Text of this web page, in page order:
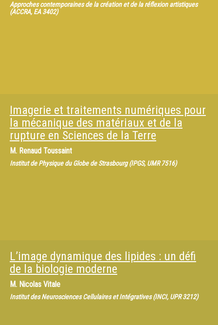
Approches contemporaines de la création et de la réflexion artistiques
(ACCRA, EA 3402)
Imagerie et traitements numériques pour
la mécanique des matériaux et de la
rupture en Sciences de la Terre
M. Renaud Toussaint
Institut de Physique du Globe de Strasbourg (IPGS, UMR 7516)
L’image dynamique des lipides : un défi
de la biologie moderne
M. Nicolas Vitale
Institut des Neurosciences Cellulaires et Intégratives (INCI, UPR 3212)